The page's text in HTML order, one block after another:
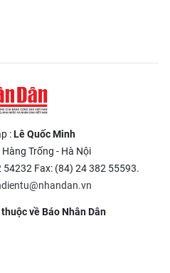
:Lê Quốc Minh
Trống - Hà Nội
Fax: (84) 24 382 55593.
về Báo Nhân Dân